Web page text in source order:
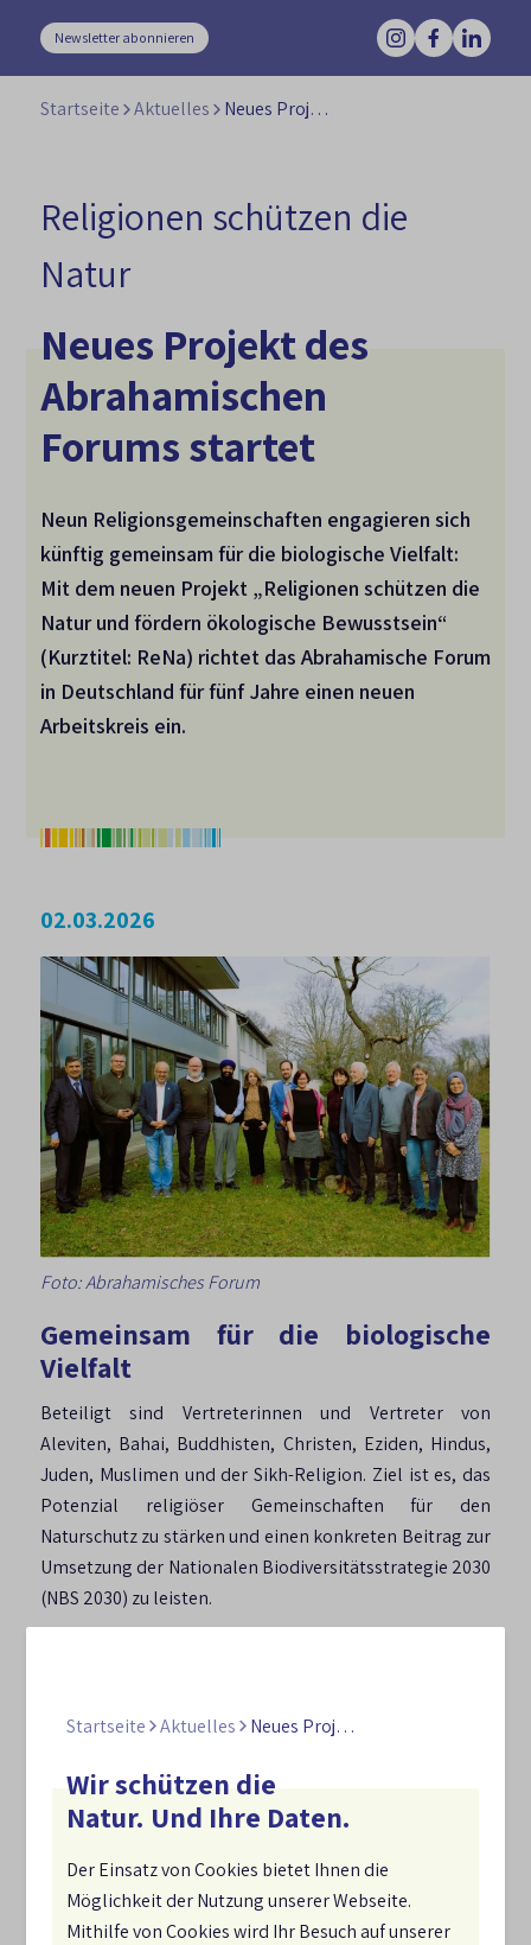
Startseite Aktuelles Neues Projekt des Abrahamischen Forums startet
Wir schützen die
Natur. Und Ihre Daten.
Der Einsatz von Cookies bietet Ihnen die
Möglichkeit der Nutzung unserer Webseite.
Mithilfe von Cookies wird Ihr Besuch auf unserer
Newsletter abonnieren
Startseite Aktuelles Neues Projekt des Abrahamischen Forums startet
Religionen schützen die
Natur
Neues Projekt des
Abrahamischen
Forums startet
Neun Religionsgemeinschaften engagieren sich
künftig gemeinsam für die biologische Vielfalt:
Mit dem neuen Projekt „Religionen schützen die
Natur und fördern ökologische Bewusstsein“
(Kurztitel: ReNa) richtet das Abrahamische Forum
in Deutschland für fünf Jahre einen neuen
Arbeitskreis ein.
02.03.2026
Foto: Abrahamisches Forum
Gemeinsam für die biologische
Vielfalt
Beteiligt sind Vertreterinnen und Vertreter von
Aleviten, Bahai, Buddhisten, Christen, Eziden, Hindus,
Juden, Muslimen und der Sikh-Religion. Ziel ist es, das
Potenzial religiöser Gemeinschaften für den
Naturschutz zu stärken und einen konkreten Beitrag zur
Umsetzung der Nationalen Biodiversitätsstrategie 2030
(NBS 2030) zu leisten.
Wochen für Bäume“ (21. März–25. April) machen auf
die Rolle von Bäumen für biologische Vielfalt,
Lebensqualität und Klima aufmerksam. Zudem
werden religiöse Einrichtungen in Kooperation mit
der Schutzgemeinschaft Deutscher Wald als Orte der
biologischen Vielfalt weiterentwickelt.